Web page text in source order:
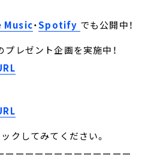
Music・Spotify でも公開中！
レゼント企画を実施中！
クしてみてください。
ーーーーーーーーーーーーー